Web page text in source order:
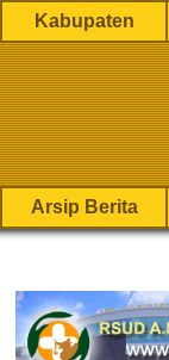
Kabupaten
Arsip Berita